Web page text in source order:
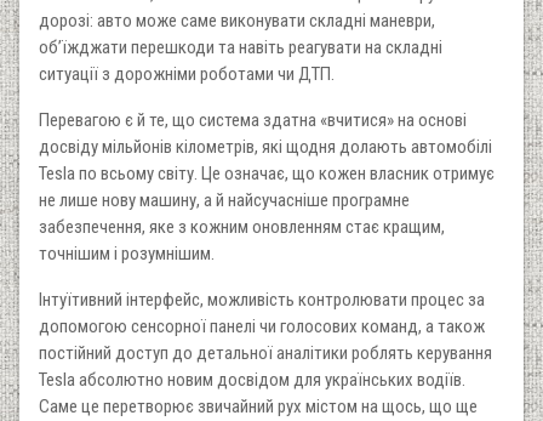
дорозі: авто може саме виконувати складні маневри,
об’їжджати перешкоди та навіть реагувати на складні
ситуації з дорожніми роботами чи ДТП.
Перевагою є й те, що система здатна «вчитися» на основі
досвіду мільйонів кілометрів, які щодня долають автомобілі
Tesla по всьому світу. Це означає, що кожен власник отримує
не лише нову машину, а й найсучасніше програмне
забезпечення, яке з кожним оновленням стає кращим,
точнішим і розумнішим.
Інтуїтивний інтерфейс, можливість контролювати процес за
допомогою сенсорної панелі чи голосових команд, а також
постійний доступ до детальної аналітики роблять керування
Tesla абсолютно новим досвідом для українських водіїв.
Саме це перетворює звичайний рух містом на щось, що ще